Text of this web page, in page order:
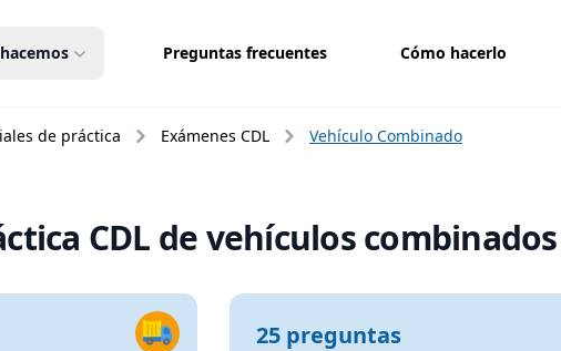
Preguntas frecuentes Cómo hacerlo
de práctica Exámenes CDL Vehículo Combinado
CDL de vehículos
25 preguntas